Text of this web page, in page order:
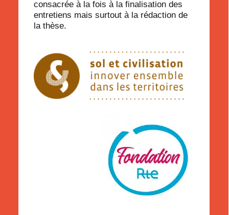
consacrée à la fois à la finalisation des
entretiens mais surtout à la rédaction de
la thèse.